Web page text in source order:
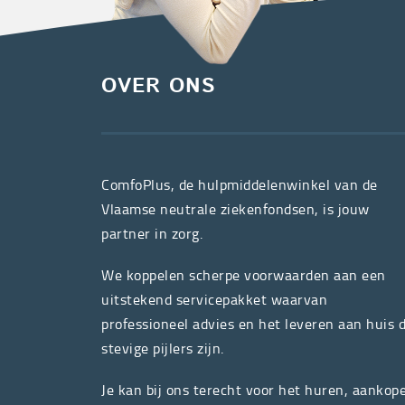
OVER ONS
ComfoPlus, de hulpmiddelenwinkel van de
Vlaamse neutrale ziekenfondsen, is jouw
partner in zorg.
We koppelen scherpe voorwaarden aan een
uitstekend servicepakket waarvan
professioneel advies en het leveren aan huis
stevige pijlers zijn.
Je kan bij ons terecht voor het huren,